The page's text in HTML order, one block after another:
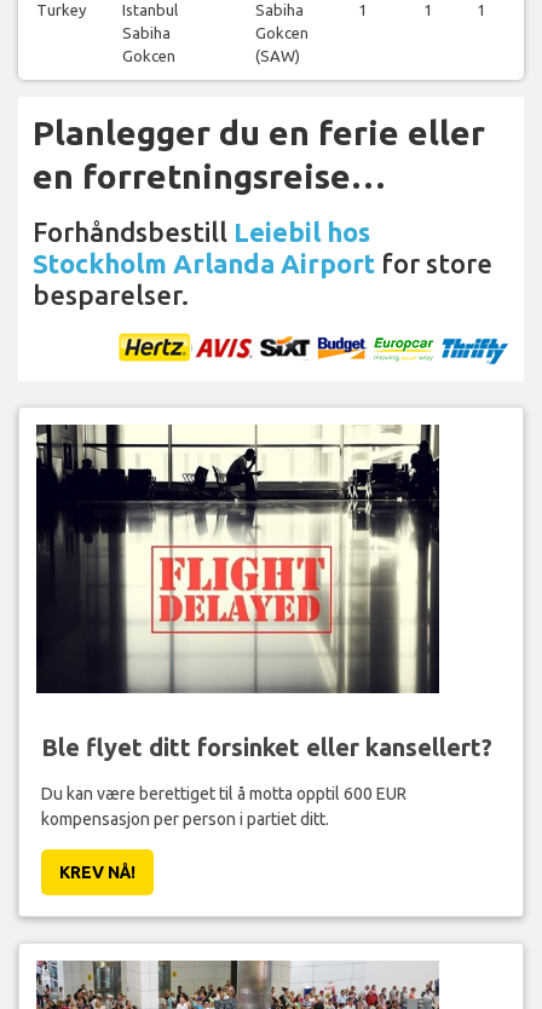
Turkey
Istanbul
Sabiha
Gokcen
Sabiha
Gokcen
(SAW)
1 1 1
Planlegger du en ferie eller
en forretningsreise…
Forhåndsbestill Leiebil hos
Stockholm Arlanda Airport for store
besparelser.
Ble flyet ditt forsinket eller kansellert?
Du kan være berettiget til å motta opptil 600 EUR
kompensasjon per person i partiet ditt.
KREV NÅ!